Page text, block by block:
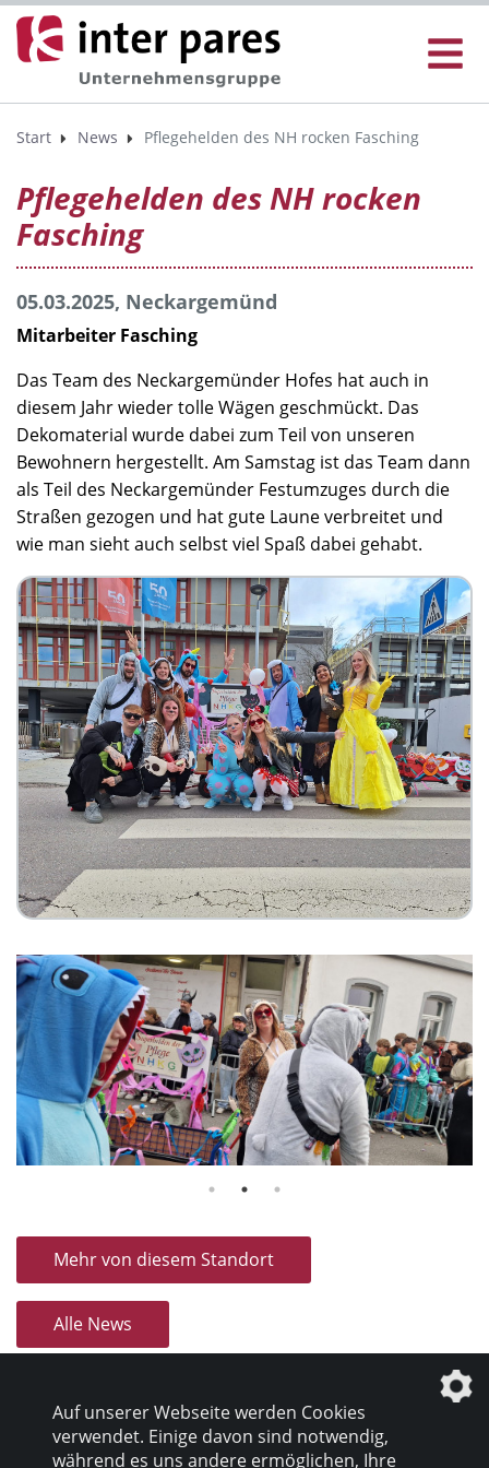
Start News Pflegehelden des NH rocken Fasching
Pflegehelden des NH rocken
Fasching
05.03.2025, Neckargemünd
Mitarbeiter Fasching
Das Team des Neckargemünder Hofes hat auch in
diesem Jahr wieder tolle Wägen geschmückt. Das
Dekomaterial wurde dabei zum Teil von unseren
Bewohnern hergestellt. Am Samstag ist das Team dann
als Teil des Neckargemünder Festumzuges durch die
Straßen gezogen und hat gute Laune verbreitet und
wie man sieht auch selbst viel Spaß dabei gehabt.
Mehr von diesem Standort
Alle News
Auf unserer Webseite werden Cookies
verwendet. Einige davon sind notwendig,
während es uns andere ermöglichen, Ihre